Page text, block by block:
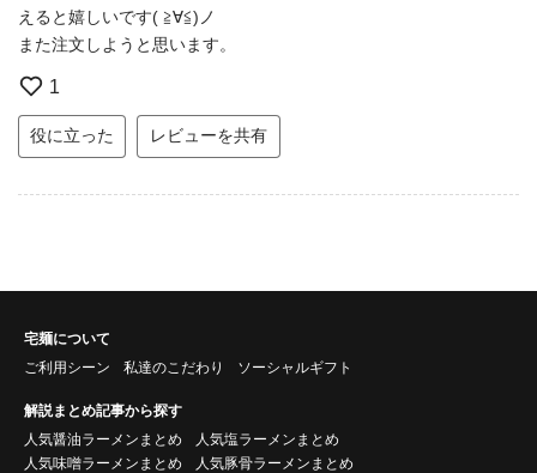
えると嬉しいです( ≧∀≦)ノ
また注文しようと思います。
1
役に立った レビューを共有
宅麺について
ご利用シーン
私達のこだわり ソーシャルギフト
解説まとめ記事から探す
人気醤油ラーメンまとめ
人気塩ラーメンまとめ
人気味噌ラーメンまとめ
人気豚骨ラーメンまとめ